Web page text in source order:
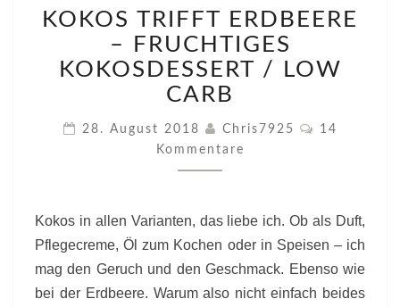
TRIFFT
ERDBEERE
–
FRUCHTIGES
KOKOSDESSERT
LOW
CARB
KOKOS TRIFFT ERDBEERE
– FRUCHTIGES
KOKOSDESSERT / LOW
CARB
28. August 2018 Chris7925
14
Kommentare
Kokos in allen Varianten, das liebe ich. Ob als Duft,
Pflegecreme, Öl zum Kochen oder in Speisen – ich
mag den Geruch und den Geschmack. Ebenso wie
bei der Erdbeere. Warum also nicht einfach beides